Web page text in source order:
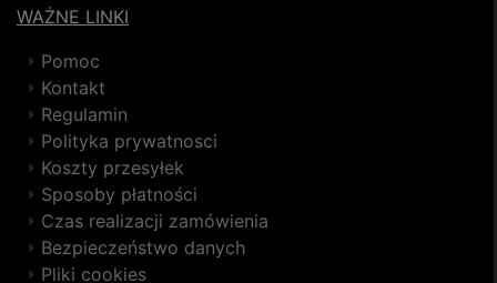
WAŻNE LINKI
Pomoc
Kontakt
Regulamin
Polityka prywatnosci
Koszty przesyłek
Sposoby płatności
Czas realizacji zamówienia
Bezpieczeństwo danych
Pliki cookies